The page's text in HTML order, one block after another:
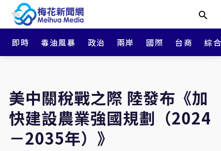
即時 毒油風暴 政治 兩岸 國際 台商 綜
美中關稅戰之際 陸發布《加
快建設農業強國規劃（2024
－2035年）》